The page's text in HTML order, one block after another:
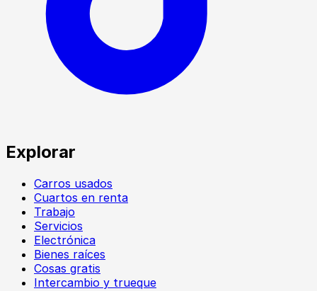
Explorar
Carros usados
Cuartos en renta
Trabajo
Servicios
Electrónica
Bienes raíces
Cosas gratis
Intercambio y trueque